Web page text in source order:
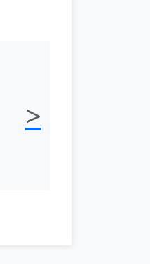
>